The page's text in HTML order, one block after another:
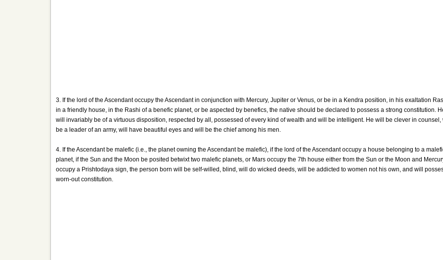
3. If the lord of the Ascendant occupy the Ascendant in conjunction with Mercury, Jupiter or Venus, or be in a Kendra position, in his exaltation
in a friendly house, in the Rashi of a benefic planet, or be aspected by benefics, the native should be declared to possess a strong constitution.
will invariably be of a virtuous disposition, respected by all, possessed of every kind of wealth and will be intelligent. He will be clever in counsel,
be a leader of an army, will have beautiful eyes and will be the chief among his men.
4. If the Ascendant be malefic (i.e., the planet owning the Ascendant be malefic), if the lord of the Ascendant occupy a house belonging to a
planet, if the Sun and the Moon be posited betwixt two malefic planets, or Mars occupy the 7th house either from the Sun or the Moon and
occupy a Prishtodaya sign, the person born will be self-willed, blind, will do wicked deeds, will be addicted to women not his own, and will
worn-out constitution.